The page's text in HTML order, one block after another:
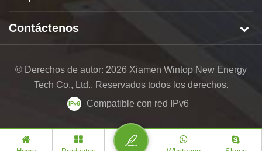
Contáctenos
© Derechos de autor: 2026 Xiamen Wintop New Energy
Tech Co., Ltd.. Reservados todos los derechos.
Compatible con red IPv6